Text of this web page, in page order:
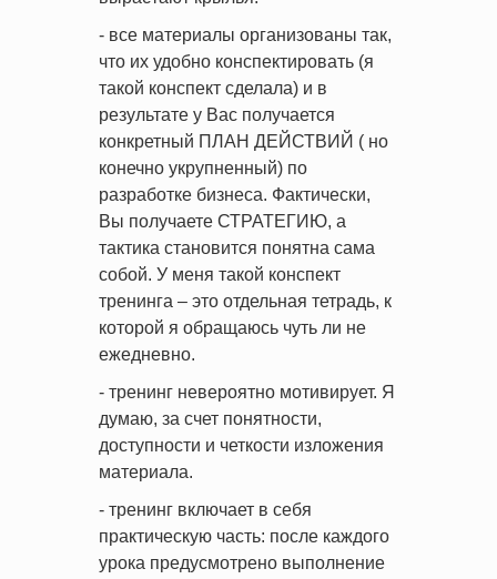
- все материалы организованы так,
что их удобно конспектировать (я
такой конспект сделала) и в
результате у Вас получается
конкретный ПЛАН ДЕЙСТВИЙ ( но
конечно укрупненный) по
разработке бизнеса. Фактически,
Вы получаете СТРАТЕГИЮ, а
тактика становится понятна сама
собой. У меня такой конспект
тренинга – это отдельная тетрадь, к
которой я обращаюсь чуть ли не
ежедневно.
- тренинг невероятно мотивирует. Я
думаю, за счет понятности,
доступности и четкости изложения
материала.
- тренинг включает в себя
практическую часть: после каждого
урока предусмотрено выполнение